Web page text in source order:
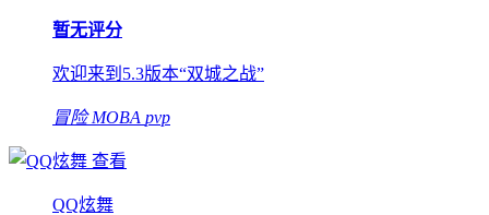
暂无评分
欢迎来到5.3版本“双城之战”
冒险 MOBA pvp
查看
QQ炫舞